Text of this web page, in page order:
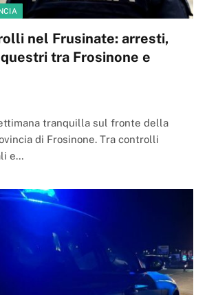
nel Frusinate: arresti,
tra Frosinone e
tranquilla sul fronte della
di Frosinone. Tra controlli
e…